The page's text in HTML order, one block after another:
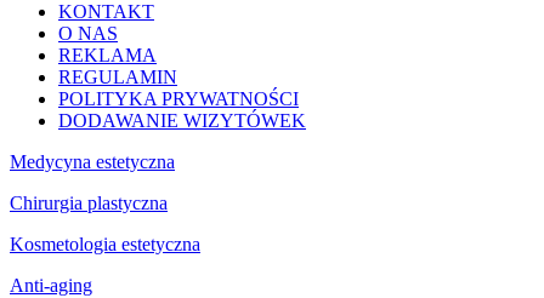
KONTAKT
O NAS
REKLAMA
REGULAMIN
POLITYKA PRYWATNOŚCI
DODAWANIE WIZYTÓWEK
Medycyna estetyczna
Chirurgia plastyczna
Kosmetologia estetyczna
Anti-aging